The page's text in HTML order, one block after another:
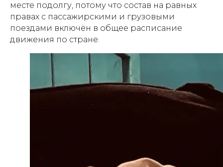
месте подолгу, потому что состав на равных
правах с пассажирскими и грузовыми
поездами включён в общее расписание
движения по стране.